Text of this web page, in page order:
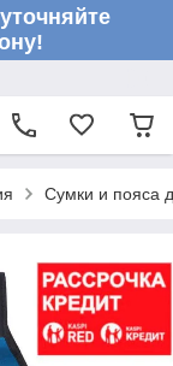
Сумки и пояса